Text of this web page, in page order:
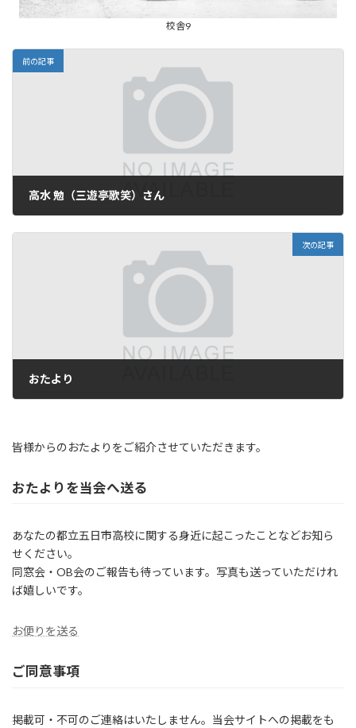
校舎9
前の記事
高水 勉（三遊亭歌笑）さん
次の記事
おたより
皆様からのおたよりをご紹介させていただきます。
おたよりを当会へ送る
あなたの都立五日市高校に関する身近に起こったことなどお知ら
せください。
同窓会・OB会のご報告も待っています。写真も送っていただけれ
ば嬉しいです。
お便りを送る
ご同意事項
掲載可・不可のご連絡はいたしません。当会サイトへの掲載をも